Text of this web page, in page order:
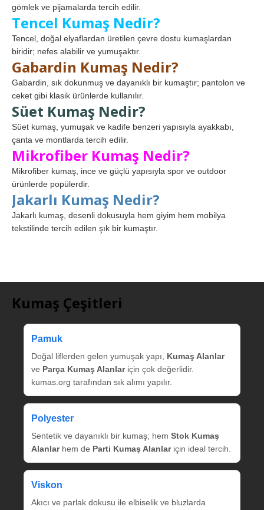
gömlek ve pijamalarda tercih edilir.
Tencel Kumaş Nedir?
Tencel, doğal elyaflardan üretilen çevre dostu kumaşlardan
biridir; nefes alabilir ve yumuşaktır.
Gabardin Kumaş Nedir?
Gabardin, sık dokunmuş ve dayanıklı bir kumaştır; pantolon ve
ceket gibi klasik ürünlerde kullanılır.
Süet Kumaş Nedir?
Süet kumaş, yumuşak ve kadife benzeri yapısıyla ayakkabı,
çanta ve montlarda tercih edilir.
Mikrofiber Kumaş Nedir?
Mikrofiber kumaş, ince ve güçlü yapısıyla spor ve outdoor
ürünlerde popülerdir.
Jakarlı Kumaş Nedir?
Jakarlı kumaş, desenli dokusuyla hem giyim hem mobilya
tekstilinde tercih edilen şık bir kumaştır.
Kumaş Çeşitleri
Pamuk
Doğal liflerden gelen yumuşak yapı, Kumaş Alanlar
ve Parça Kumaş Alanlariçin çok değerlidir.
kumas.org tarafından sık alımı yapılır.
Polyester
Sentetik ve dayanıklı bir kumaş; hem Stok Kumaş
Alanlarhem de Parti Kumaş Alanlariçin ideal tercih.
Viskon
Akıcı ve parlak dokusu ile elbiselik ve bluzlarda